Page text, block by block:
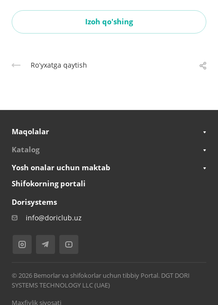
Izoh qo'shing
Roʻyxatga qaytish
Maqolalar
Katalog
Yosh onalar uchun maktab
Shifokorning portali
Dorisystems
info@doriclub.uz
© 2026 Bemorlar va shifokorlar uchun tibbiy Portal. DGT DORI
SYSTEMS TECHNOLOGY LLC (UAE)
Maxfiylik siyosati